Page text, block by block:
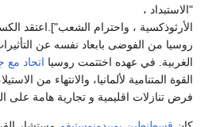
"الاستبداد ،
الأرثوذكسية ، واحترام الشعب"].اعتقد
روسيا من الفوضى بابعاد نفسه عن
الغربية. في عهده اختتمت روسيا اتحاد مع
القوة المتنامية لألمانيا، والانتهاء من
فرض تنازلات اقليمية و تجارية هامة على